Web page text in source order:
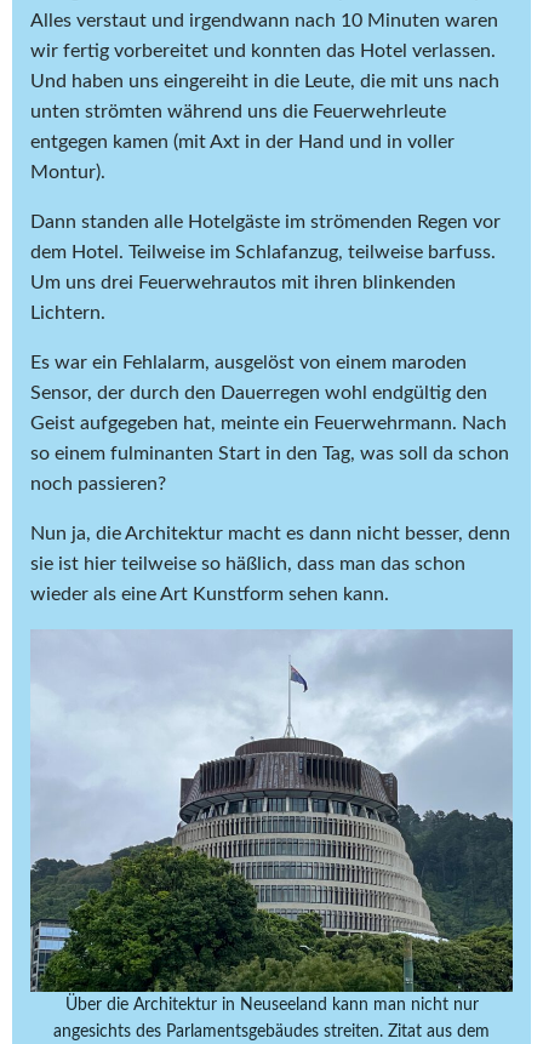
Alles verstaut und irgendwann nach 10 Minuten waren
wir fertig vorbereitet und konnten das Hotel verlassen.
Und haben uns eingereiht in die Leute, die mit uns nach
unten strömten während uns die Feuerwehrleute
entgegen kamen (mit Axt in der Hand und in voller
Montur).
Dann standen alle Hotelgäste im strömenden Regen vor
dem Hotel. Teilweise im Schlafanzug, teilweise barfuss.
Um uns drei Feuerwehrautos mit ihren blinkenden
Lichtern.
Es war ein Fehlalarm, ausgelöst von einem maroden
Sensor, der durch den Dauerregen wohl endgültig den
Geist aufgegeben hat, meinte ein Feuerwehrmann. Nach
so einem fulminanten Start in den Tag, was soll da schon
noch passieren?
Nun ja, die Architektur macht es dann nicht besser, denn
sie ist hier teilweise so häßlich, dass man das schon
wieder als eine Art Kunstform sehen kann.
Über die Architektur in Neuseeland kann man nicht nur
angesichts des Parlamentsgebäudes streiten. Zitat aus dem